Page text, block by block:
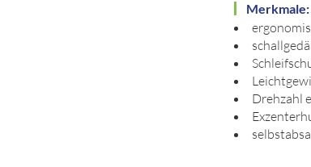
Merkmale:
Drehzahl